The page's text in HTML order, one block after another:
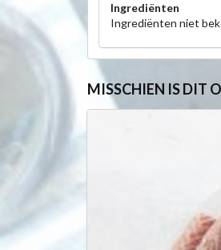
Ingrediënten
Ingrediënten niet
MISSCHIEN IS DIT